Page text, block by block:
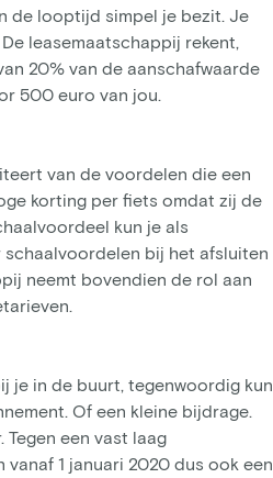
de looptijd simpel je bezit. Je
leasemaatschappij rekent,
20% van de aanschafwaarde
500 euro van jou.
van de voordelen die een
korting per fiets omdat zij de
kun je als
bij het afsluiten
neemt bovendien de rol aan
je in de buurt, tegenwoordig kun
Of een kleine bijdrage.
een vast laag
1 januari 2020 dus ook een